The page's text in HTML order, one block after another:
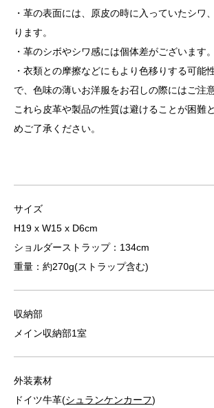
・革の表面には、原皮の時に入っていたシワ
ります。
・革のシボやシワ感には個体差がございます。
・衣類との摩擦などにもより色移りする可能
で、色味の薄いお洋服をお召しの際にはご注
これら皮革や製品の性質は避けることが困難
めご了承ください。
サイズ
H19 x W15 x D6cm
ショルダーストラップ：134cm
重量：約270g(ストラップ含む)
収納部
メイン収納部1室
外装素材
ドイツ牛革(シュランケンカーフ)